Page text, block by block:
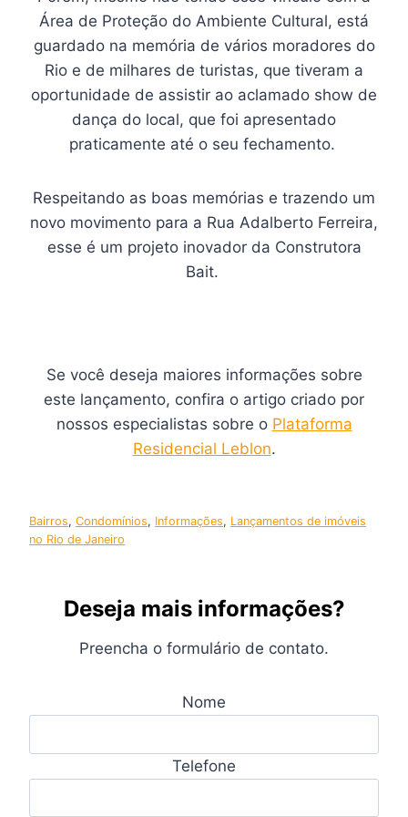
Área de Proteção do Ambiente Cultural, está
guardado na memória de vários moradores do
Rio e de milhares de turistas, que tiveram a
oportunidade de assistir ao aclamado show de
dança do local, que foi apresentado
praticamente até o seu fechamento.
Respeitando as boas memórias e trazendo um
novo movimento para a Rua Adalberto Ferreira,
esse é um projeto inovador da Construtora
Bait.
Se você deseja maiores informações sobre
este lançamento, confira o artigo criado por
nossos especialistas sobre o Plataforma
Residencial Leblon.
Bairros, Condomínios, Informações, Lançamentos de imóveis
no Rio de Janeiro
Deseja mais informações?
Preencha o formulário de contato.
Nome
Telefone